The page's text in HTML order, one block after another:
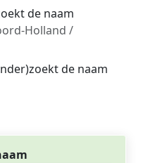
de naam
Holland /
de naam